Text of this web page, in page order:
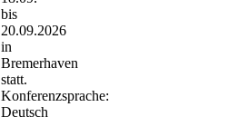
bis
20.09.2026
in
Bremerhaven
statt.
Konferenzsprache:
Deutsch